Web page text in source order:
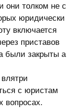
они толком не с
юридически
включается
приставов
были закрыты а
с юристам
вопросах.